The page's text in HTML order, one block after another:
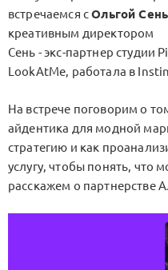
встречаемся сОльгой Сень
креативным директором
Сень - экс-партнер студии
LookAtMe, работала в
На встрече поговорим о
айдентика для модной
стратегию и как
услугу, чтобы понять, что
расскажем о партнерстве